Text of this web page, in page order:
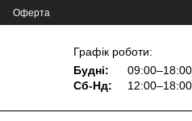
Оферта
Графік роботи:
Будні:
09:00–18:00
Сб-Нд:
12:00–18:00